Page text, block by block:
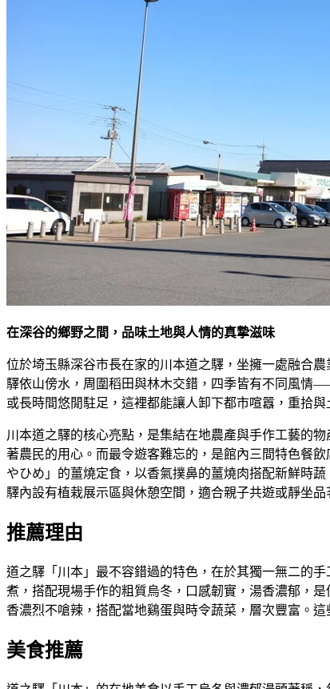
在深谷的鄉野之間，品味土地與人情的真摯滋味
位於埼玉縣深谷市長在家的川本道之驛，坐擁一處融合
驛依山傍水，周圍稻田與林木交錯，四季皆有不同風情
或長時間悠閒駐足，這裡都能讓人卸下都市喧囂，重拾與
川本道之驛的核心亮點，是集結在地農產與手作工藝的
著農民的用心。而最令遊客難忘的，是館內三間特色餐
やひめ」的薑燒定食，以香氣撲鼻的薑燒肉搭配新鮮時
驛內設有植栽展示區與休憩空間，適合親子共遊或靜坐
推薦理由
道之驛「川本」最不容錯過的特色，在於其獨一無二的
煮，搭配現場手作的粗質烏冬，口感韌實，湯香濃郁，
香濃烈不嗆辣，搭配當地鷄蛋與時令蔬菜，層次豐富。
美食推薦